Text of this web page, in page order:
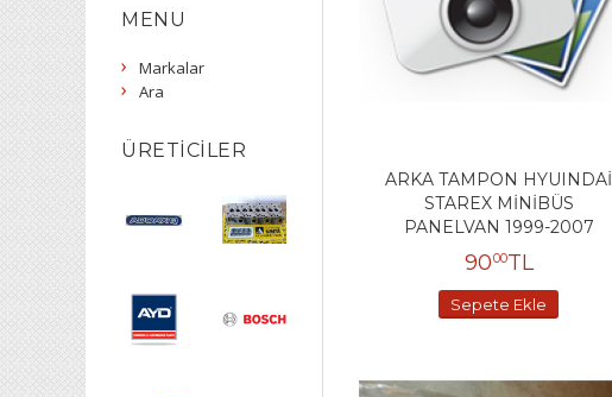
ARKA TAMPON HYUINDAİ
STAREX MİNİBÜS
PANELVAN 1999-2007
9000TL
Sepete Ekle
MENU
Markalar
Ara
ÜRETICILER